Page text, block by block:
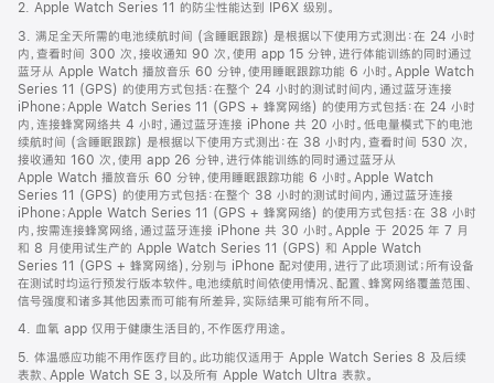
2. Apple Watch Series 11 的防尘性能达到 IP6X 级别。
3. 满足全天所需的电池续航时间 (含睡眠跟踪) 是根据以下使用方式测出：在 24 小时
内，查看时间 300 次，接收通知 90 次，使用 app 15 分钟，进行体能训练的同时通过
蓝牙从 Apple Watch 播放音乐 60 分钟，使用睡眠跟踪功能 6 小时。Apple Watch
Series 11 (GPS) 的使用方式包括：在整个 24 小时的测试时间内，通过蓝牙连接
iPhone；Apple Watch Series 11 (GPS + 蜂窝网络) 的使用方式包括：在 24 小时
内，连接蜂窝网络共 4 小时，通过蓝牙连接 iPhone 共 20 小时。低电量模式下的电池
续航时间 (含睡眠跟踪) 是根据以下使用方式测出：在 38 小时内，查看时间 530 次，
接收通知 160 次，使用 app 26 分钟，进行体能训练的同时通过蓝牙从
Apple Watch 播放音乐 60 分钟，使用睡眠跟踪功能 6 小时。Apple Watch
Series 11 (GPS) 的使用方式包括：在整个 38 小时的测试时间内，通过蓝牙连接
iPhone；Apple Watch Series 11 (GPS + 蜂窝网络) 的使用方式包括：在 38 小时
内，按需连接蜂窝网络，通过蓝牙连接 iPhone 共 30 小时。Apple 于 2025 年 7 月
和 8 月使用试生产的 Apple Watch Series 11 (GPS) 和 Apple Watch
Series 11 (GPS + 蜂窝网络)，分别与 iPhone 配对使用，进行了此项测试；所有设备
在测试时均运行预发行版本软件。电池续航时间依使用情况、配置、蜂窝网络覆盖范围、
信号强度和诸多其他因素而可能有所差异，实际结果可能有所不同。
4. 血氧 app 仅用于健康生活目的，不作医疗用途。
5. 体温感应功能不用作医疗目的。此功能仅适用于 Apple Watch Series 8 及后续
表款、Apple Watch SE 3，以及所有 Apple Watch Ultra 表款。